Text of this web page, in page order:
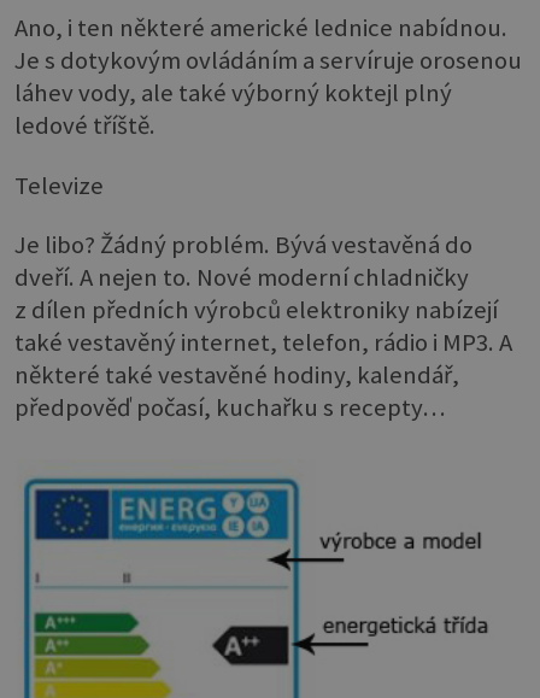
Ano, i ten některé americké lednice nabídnou.
Je s dotykovým ovládáním a servíruje orosenou
láhev vody, ale také výborný koktejl plný
ledové tříště.
Televize
Je libo? Žádný problém. Bývá vestavěná do
dveří. A nejen to. Nové moderní chladničky
z dílen předních výrobců elektroniky nabízejí
také vestavěný internet, telefon, rádio i MP3. A
některé také vestavěné hodiny, kalendář,
předpověď počasí, kuchařku s recepty…